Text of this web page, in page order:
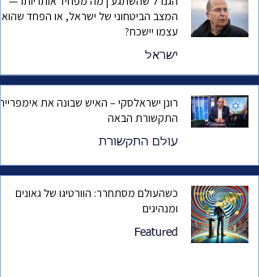
המצב הביטחוני של ישראל, או הפחד שהוא
עצמו יישכח?
ישראל
רונן ישראלסקי – האיש שבונה את
התקשורת הבאה
עולם התקשורת
כשהעולם מסתחרר: הוורטיגו של גאונים
ומנהיגים
Featured